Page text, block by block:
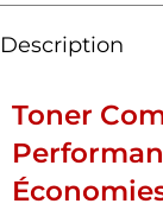
Description
Toner